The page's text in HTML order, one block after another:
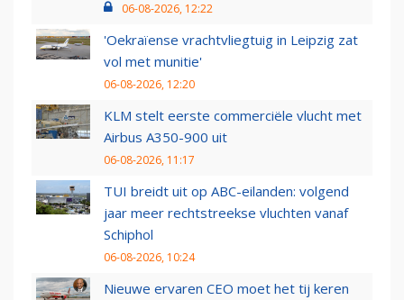
06-08-2026, 12:22
'Oekraïense vrachtvliegtuig in Leipzig zat
vol met munitie'
06-08-2026, 12:20
KLM stelt eerste commerciële vlucht met
Airbus A350-900 uit
06-08-2026, 11:17
TUI breidt uit op ABC-eilanden: volgend
jaar meer rechtstreekse vluchten vanaf
Schiphol
06-08-2026, 10:24
Nieuwe ervaren CEO moet het tij keren